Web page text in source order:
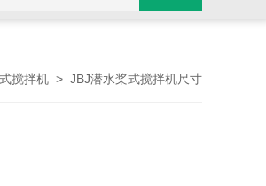
搅拌机 > JBJ潜水桨式搅拌机尺寸